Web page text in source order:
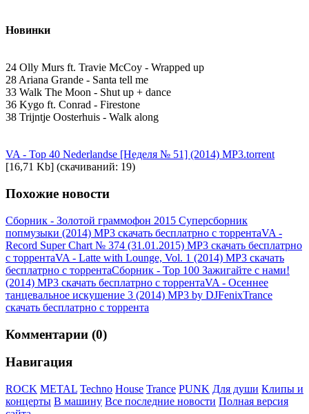
Новинки
24 Olly Murs ft. Travie McCoy - Wrapped up
28 Ariana Grande - Santa tell me
33 Walk The Moon - Shut up + dance
36 Kygo ft. Conrad - Firestone
38 Trijntje Oosterhuis - Walk along
VA - Top 40 Nederlandse [Неделя № 51] (2014) MP3.torrent
[16,71 Kb] (cкачиваний: 19)
Похожие новости
Сборник - Золотой граммофон 2015 Суперсборник
попмузыки (2014) MP3 скачать бесплатрно с торрентаVA -
Record Super Chart № 374 (31.01.2015) MP3 скачать бесплатрно
с торрентаVA - Latte with Lounge, Vol. 1 (2014) MP3 скачать
бесплатрно с торрентаСборник - Top 100 Зажигайте с нами!
(2014) MP3 скачать бесплатрно с торрентаVA - Осеннее
танцевальное искушение 3 (2014) MP3 by DJFenixTrance
скачать бесплатрно с торрента
Комментарии (0)
Навигация
ROCK METAL Techno House Trance PUNK Для души Клипы и
концерты В машину Все последние новости Полная версия